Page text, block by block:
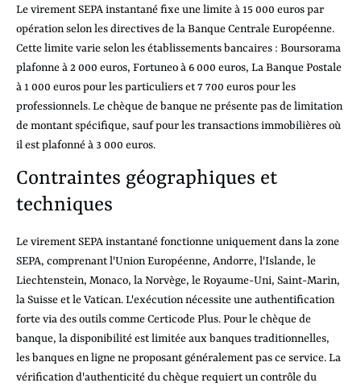
Le virement SEPA instantané fixe une limite à 15 000 euros par
opération selon les directives de la Banque Centrale Européenne.
Cette limite varie selon les établissements bancaires : Boursorama
plafonne à 2 000 euros, Fortuneo à 6 000 euros, La Banque Postale
à 1 000 euros pour les particuliers et 7 700 euros pour les
professionnels. Le chèque de banque ne présente pas de limitation
de montant spécifique, sauf pour les transactions immobilières où
il est plafonné à 3 000 euros.
Contraintes géographiques et
techniques
Le virement SEPA instantané fonctionne uniquement dans la zone
SEPA, comprenant l'Union Européenne, Andorre, l'Islande, le
Liechtenstein, Monaco, la Norvège, le Royaume-Uni, Saint-Marin,
la Suisse et le Vatican. L'exécution nécessite une authentification
forte via des outils comme Certicode Plus. Pour le chèque de
banque, la disponibilité est limitée aux banques traditionnelles,
les banques en ligne ne proposant généralement pas ce service. La
vérification d'authenticité du chèque requiert un contrôle du